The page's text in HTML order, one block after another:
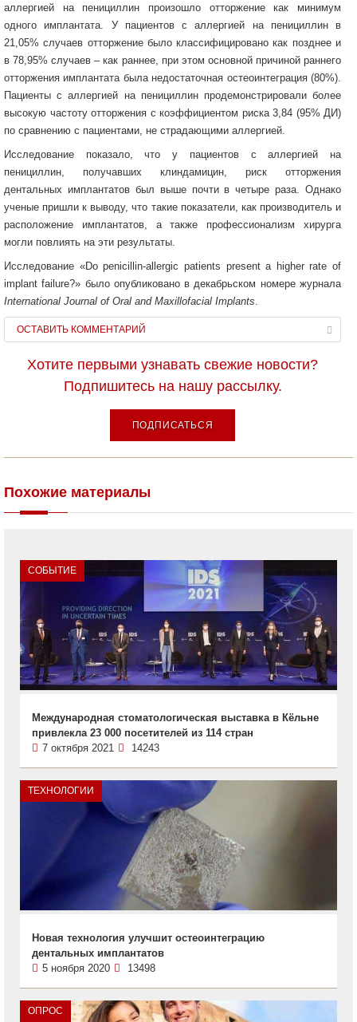
аллергией на пенициллин произошло отторжение как минимум
одного имплантата. У пациентов с аллергией на пенициллин в
21,05% случаев отторжение было классифицировано как позднее и
в 78,95% случаев – как раннее, при этом основной причиной раннего
отторжения имплантата была недостаточная остеоинтеграция (80%).
Пациенты с аллергией на пенициллин продемонстрировали более
высокую частоту отторжения с коэффициентом риска 3,84 (95% ДИ)
по сравнению с пациентами, не страдающими аллергией.
Исследование показало, что у пациентов с аллергией на
пенициллин, получавших клиндамицин, риск отторжения
дентальных имплантатов был выше почти в четыре раза. Однако
ученые пришли к выводу, что такие показатели, как производитель и
расположение имплантатов, а также профессионализм хирурга
могли повлиять на эти результаты.
Исследование «Do penicillin-allergic patients present a higher rate of
implant failure?» было опубликовано в декабрьском номере журнала
International Journal of Oral and Maxillofacial Implants.
ОСТАВИТЬ КОММЕНТАРИЙ
Хотите первыми узнавать свежие новости?
Подпишитесь на нашу рассылку.
ПОДПИСАТЬСЯ
Похожие материалы
СОБЫТИЕ
Международная стоматологическая выставка в Кёльне
привлекла 23 000 посетителей из 114 стран
7 октября 2021
14243
ТЕХНОЛОГИИ
Новая технология улучшит остеоинтеграцию
дентальных имплантатов
5 ноября 2020
13498
ОПРОС